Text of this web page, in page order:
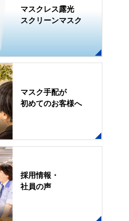
マスクレス露光
スクリーンマスク
マスク手配が
初めてのお客様へ
採用情報・
社員の声